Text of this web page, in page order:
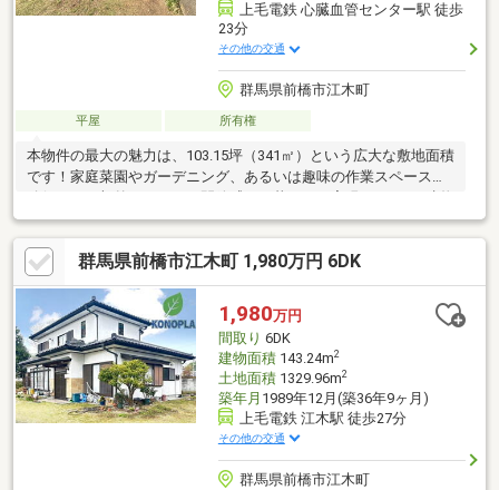
上毛電鉄 心臓血管センター駅 徒歩
23分
その他の交通
群馬県前橋市江木町
平屋 所有権
本物件の最大の魅力は、103.15坪（341㎡）という広大な敷地面積
です！家庭菜園やガーデニング、あるいは趣味の作業スペースの
は1975年（昭和50年）築、間取りはシンプルな4Kの木造平屋建で
す。築年数は経過しておりますがその分、ご自身の好みに合わせ
たDIYやリノベーションのベース素材としていかがでしょうか？物
件は上毛電気鉄道心臓血管センター駅から徒歩23分（約1、
800m）、赤坂駅からは徒歩27分（約2、100m）の距離に位置して
います。駐車場も完備されているため、車社会の群馬県において
安心のポイントといえます♪
群馬県前橋市江木町 1,980万円 6DK
1,980万円
間取り 6DK
建物面積143.24m2
土地面積1329.96m2
築年月 1989年12月(築36年9ヶ月)
上毛電鉄 江木駅 徒歩27分
その他の交通
群馬県前橋市江木町